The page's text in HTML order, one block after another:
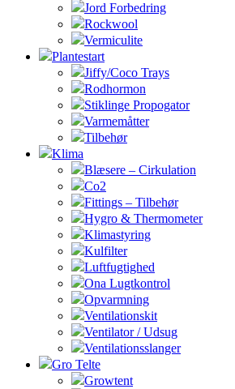
Jord Forbedring
Rockwool
Vermiculite
Plantestart
Jiffy/Coco Trays
Rodhormon
Stiklinge Propogator
Varmemåtter
Tilbehør
Klima
Blæsere – Cirkulation
Co2
Fittings – Tilbehør
Hygro & Thermometer
Klimastyring
Kulfilter
Luftfugtighed
Ona Lugtkontrol
Opvarmning
Ventilationskit
Ventilator / Udsug
Ventilationsslanger
Gro Telte
Growtent